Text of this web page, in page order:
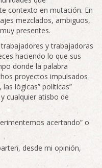
contexto en mutación. En
mezclados, ambiguos,
presentes.
y trabajadoras
haciendo lo que sus
donde la palabra
proyectos impulsados
lógicas” políticas”
cualquier atisbo de
acertando” o
desde mi opinión,